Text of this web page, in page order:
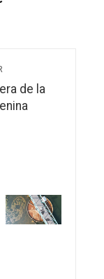
de la